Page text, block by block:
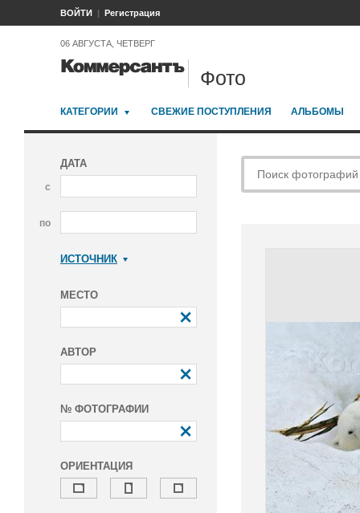
ВОЙТИ Регистрация
06 АВГУСТА, ЧЕТВЕРГ
Фото
КАТЕГОРИИ СВЕЖИЕ ПОСТУПЛЕНИЯ АЛЬБОМЫ
ДАТА
с
по
ИСТОЧНИК
МЕСТО
АВТОР
№ ФОТОГРАФИИ
ОРИЕНТАЦИЯ